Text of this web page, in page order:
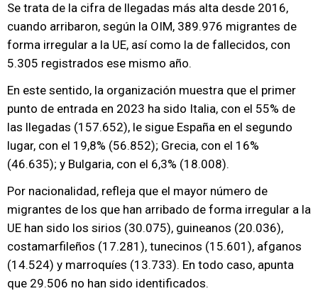
Se trata de la cifra de llegadas más alta desde 2016,
cuando arribaron, según la OIM, 389.976 migrantes de
forma irregular a la UE, así como la de fallecidos, con
5.305 registrados ese mismo año.
En este sentido, la organización muestra que el primer
punto de entrada en 2023 ha sido Italia, con el 55% de
las llegadas (157.652), le sigue España en el segundo
lugar, con el 19,8% (56.852); Grecia, con el 16%
(46.635); y Bulgaria, con el 6,3% (18.008).
Por nacionalidad, refleja que el mayor número de
migrantes de los que han arribado de forma irregular a la
UE han sido los sirios (30.075), guineanos (20.036),
costamarfileños (17.281), tunecinos (15.601), afganos
(14.524) y marroquíes (13.733). En todo caso, apunta
que 29.506 no han sido identificados.